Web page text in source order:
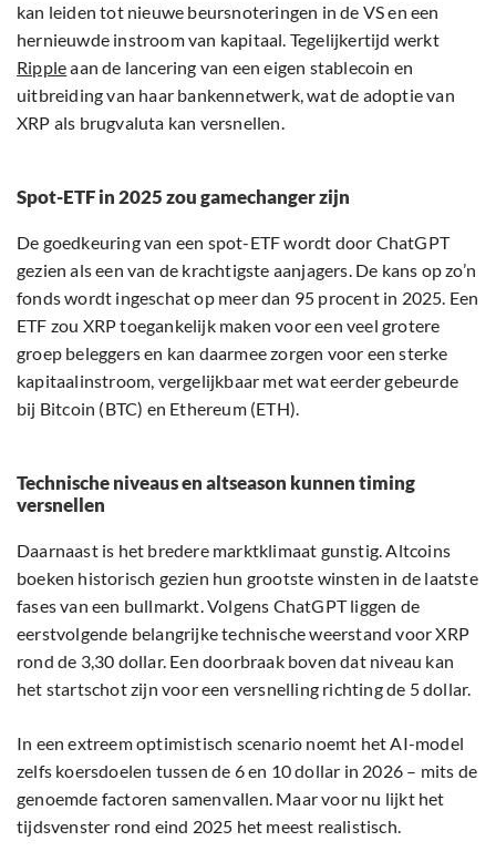
kan leiden tot nieuwe beursnoteringen in de VS en een
hernieuwde instroom van kapitaal. Tegelijkertijd werkt
Rippleaan de lancering van een eigen stablecoin en
uitbreiding van haar bankennetwerk, wat de adoptie van
XRP als brugvaluta kan versnellen.
Spot-ETF in 2025 zou gamechanger zijn
De goedkeuring van een spot-ETF wordt door ChatGPT
gezien als een van de krachtigste aanjagers. De kans op zo’n
fonds wordt ingeschat op meer dan 95 procent in 2025. Een
ETF zou XRP toegankelijk maken voor een veel grotere
groep beleggers en kan daarmee zorgen voor een sterke
kapitaalinstroom, vergelijkbaar met wat eerder gebeurde
bij Bitcoin (BTC) en Ethereum (ETH).
Technische niveaus en altseason kunnen timing
versnellen
Daarnaast is het bredere marktklimaat gunstig. Altcoins
boeken historisch gezien hun grootste winsten in de laatste
fases van een bullmarkt. Volgens ChatGPT liggen de
eerstvolgende belangrijke technische weerstand voor XRP
rond de 3,30 dollar. Een doorbraak boven dat niveau kan
het startschot zijn voor een versnelling richting de 5 dollar.
In een extreem optimistisch scenario noemt het AI-model
zelfs koersdoelen tussen de 6 en 10 dollar in 2026 – mits de
genoemde factoren samenvallen. Maar voor nu lijkt het
tijdsvenster rond eind 2025 het meest realistisch.